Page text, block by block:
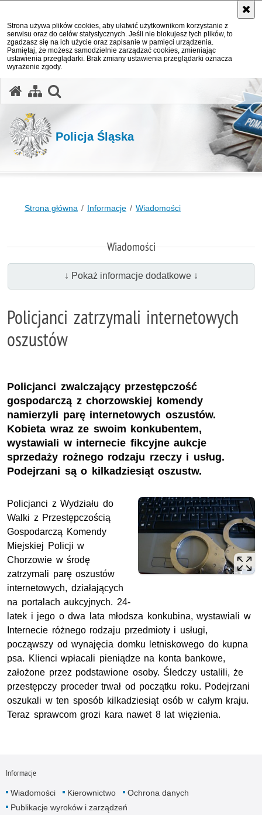
Strona używa plików cookies, aby ułatwić użytkownikom korzystanie z
serwisu oraz do celów statystycznych. Jeśli nie blokujesz tych plików, to
zgadzasz się na ich użycie oraz zapisanie w pamięci urządzenia.
Pamiętaj, że możesz samodzielnie zarządzać cookies, zmieniając
ustawienia przeglądarki. Brak zmiany ustawienia przeglądarki oznacza
wyrażenie zgody.
Policja Śląska
Strona główna Informacje Wiadomości
Wiadomości
↓ Pokaż informacje dodatkowe ↓
Policjanci zatrzymali internetowych
oszustów
Policjanci zwalczający przestępczość
gospodarczą z chorzowskiej komendy
namierzyli parę internetowych oszustów.
Kobieta wraz ze swoim konkubentem,
wystawiali w internecie fikcyjne aukcje
sprzedaży rożnego rodzaju rzeczy i usług.
Podejrzani są o kilkadziesiąt oszustw.
Policjanci z Wydziału do
Walki z Przestępczością
Gospodarczą Komendy
Miejskiej Policji w
Chorzowie w środę
zatrzymali parę oszustów
internetowych, działających
na portalach aukcyjnych. 24-
latek i jego o dwa lata młodsza konkubina, wystawiali w
Internecie różnego rodzaju przedmioty i usługi,
począwszy od wynajęcia domku letniskowego do kupna
psa. Klienci wpłacali pieniądze na konta bankowe,
założone przez podstawione osoby. Śledczy ustalili, że
przestępczy proceder trwał od początku roku. Podejrzani
oszukali w ten sposób kilkadziesiąt osób w całym kraju.
Teraz sprawcom grozi kara nawet 8 lat więzienia.
Informacje
Wiadomości Kierownictwo
Ochrona danych
Publikacje wyroków i zarządzeń